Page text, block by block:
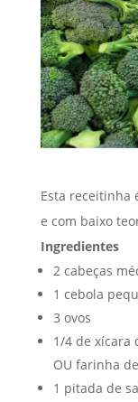
Esta receitinha
e com baixo
Ingredientes
2 cabeças
1 cebola
3 ovos
1/4 de xícara
OU farinha
1 pitada de